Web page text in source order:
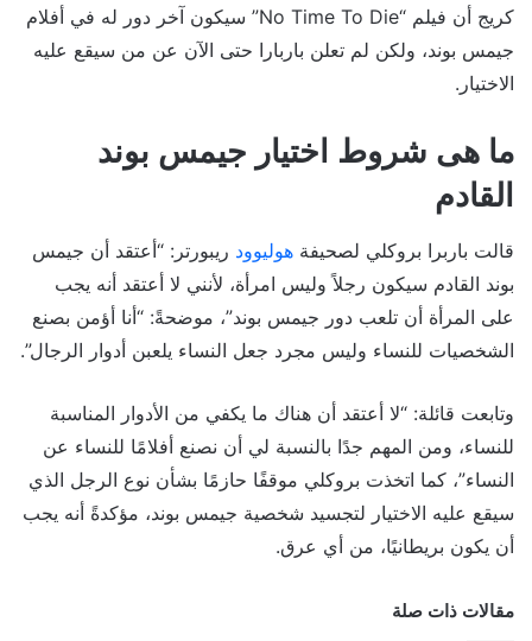
كريج أن فيلم “No Time To Die” سيكون آخر دور له في أفلام
جيمس بوند، ولكن لم تعلن باربارا حتى الآن عن من سيقع عليه
الاختيار.
ما هى شروط اختيار جيمس بوند
القادم
قالت باربرا بروكلي لصحيفة هوليوود ريبورتر: “أعتقد أن جيمس
بوند القادم سيكون رجلاً وليس امرأة، لأنني لا أعتقد أنه يجب
على المرأة أن تلعب دور جيمس بوند”، موضحةً: “أنا أؤمن بصنع
الشخصيات للنساء وليس مجرد جعل النساء يلعبن أدوار الرجال”.
وتابعت قائلة: “لا أعتقد أن هناك ما يكفي من الأدوار المناسبة
للنساء، ومن المهم جدًا بالنسبة لي أن نصنع أفلامًا للنساء عن
النساء”، كما اتخذت بروكلي موقفًا حازمًا بشأن نوع الرجل الذي
سيقع عليه الاختيار لتجسيد شخصية جيمس بوند، مؤكدةً أنه يجب
أن يكون بريطانيًا، من أي عرق.
مقالات ذات صلة